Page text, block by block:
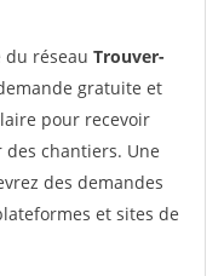
du réseau Trouver-
gratuite et
pour recevoir
chantiers. Une
des demandes
et sites de